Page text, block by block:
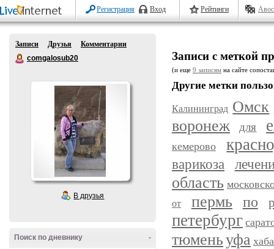
Регистрация Вход Рейтинги
Записи Друзья
Комментарии
comgalosub20
В друзья
-
Поиск по дневнику
Записи с меткой
(и еще 9 записям на сайте
Другие метки
Калининград Омск
воронеж для
кемерово
варикоза
область
от пермь по
петербург
тюменьуфа